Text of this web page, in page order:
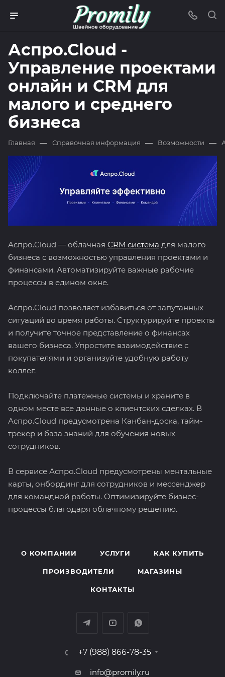
Аспро.Cloud -
Управление проектами
онлайн и CRM для
малого и среднего
бизнеса
Главная — Справочная информация — Возможности —
Аспро.Cloud — облачная CRM система для малого
бизнеса с возможностью управления проектами и
финансами. Автоматизируйте важные рабочие
процессы в едином окне.
Аспро.Cloud позволяет избавиться от запутанных
ситуаций во время работы. Структурируйте проекты
и получите точное представление о финансах
вашего бизнеса. Упростите взаимодействие с
покупателями и организуйте удобную работу
коллег.
Подключайте платежные системы и храните в
одном месте все данные о клиентских сделках. В
Аспро.Cloud предусмотрена Канбан-доска, тайм-
трекер и база знаний для обучения новых
сотрудников.
В сервисе Аспро.Cloud предусмотрены ментальные
карты, онбординг для сотрудников и мессенджер
для командной работы. Оптимизируйте бизнес-
процессы благодаря облачному решению.
О КОМПАНИИ УСЛУГИ КАК КУПИТЬ
ПРОИЗВОДИТЕЛИ МАГАЗИНЫ
КОНТАКТЫ
+7 (988) 866-78-35
info@promily.ru